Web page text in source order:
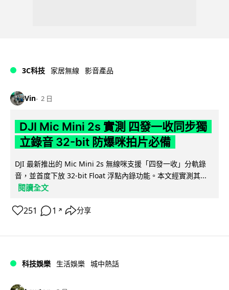
3C科技 家居無線 影音產品
Vin 2 日
DJI Mic Mini 2s 實測 四發一收同步獨
立錄音 32-bit 防爆咪拍片必備
DJI 最新推出的 Mic Mini 2s 無線咪支援「四發一收」分軌錄
音，並首度下放 32-bit Float 浮點內錄功能。本文經實測其...
閱讀全文
251 1 ↗ 分享
科技娛樂 生活娛樂 城中熱話